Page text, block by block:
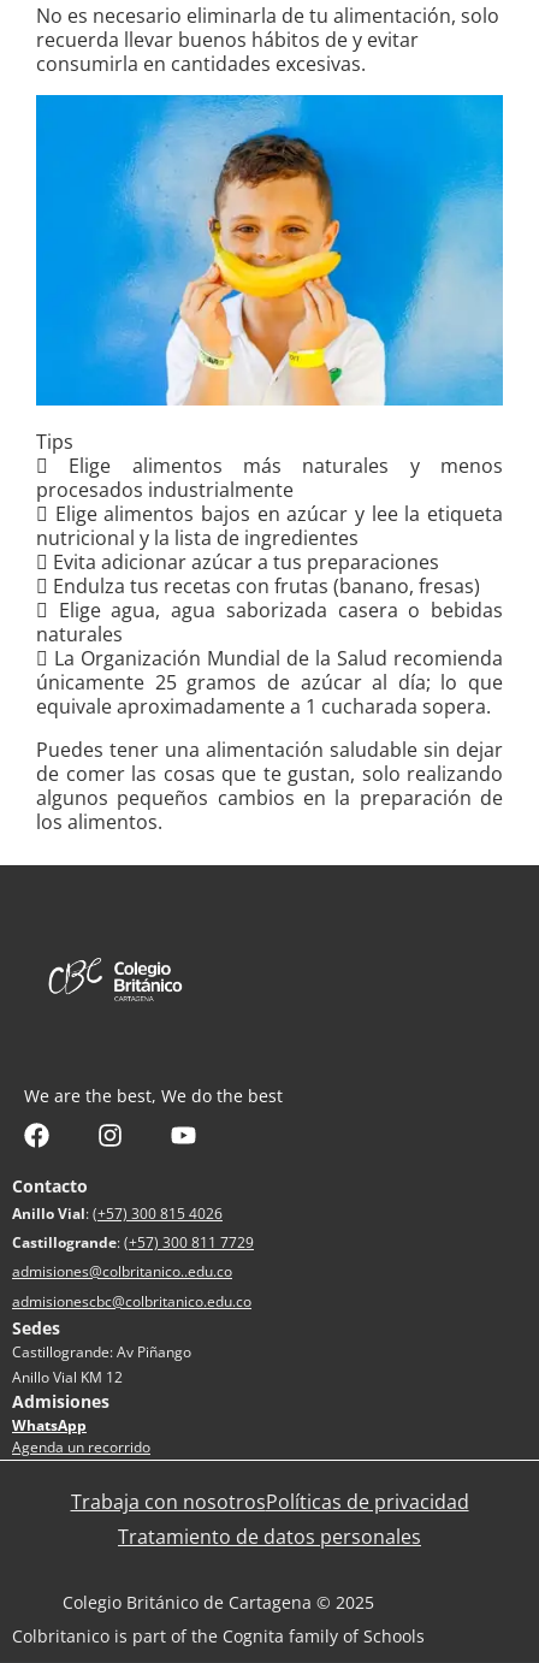
No es necesario eliminarla de tu alimentación, solo
recuerda llevar buenos hábitos de y evitar
consumirla en cantidades excesivas.
Tips
 Elige alimentos más naturales y menos
procesados industrialmente
 Elige alimentos bajos en azúcar y lee la etiqueta
nutricional y la lista de ingredientes
 Evita adicionar azúcar a tus preparaciones
 Endulza tus recetas con frutas (banano, fresas)
 Elige agua, agua saborizada casera o bebidas
naturales
 La Organización Mundial de la Salud recomienda
únicamente 25 gramos de azúcar al día; lo que
equivale aproximadamente a 1 cucharada sopera.
Puedes tener una alimentación saludable sin dejar
de comer las cosas que te gustan, solo realizando
algunos pequeños cambios en la preparación de
los alimentos.
We are the best, We do the best
Contacto
Anillo Vial:(+57) 300 815 4026
Castillogrande:(+57) 300 811 7729
admisiones@colbritanico..edu.co
admisionescbc@colbritanico.edu.co
Sedes
Castillogrande: Av Piñango
Anillo Vial KM 12
Admisiones
WhatsApp
Agenda un recorrido
Trabaja con nosotrosPolíticas de privacidad
Tratamiento de datos personales
Colegio Británico de Cartagena © 2025
Colbritanico is part of the Cognita family of Schools